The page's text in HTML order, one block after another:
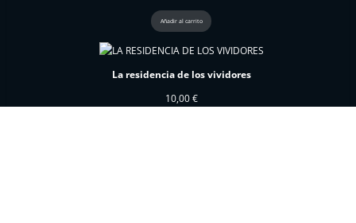
Añadir al carrito
La residencia de los vividores
10,00€